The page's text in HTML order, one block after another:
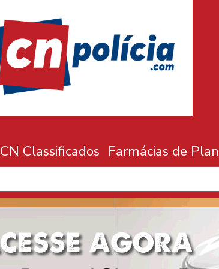
CN Classificados Farmácias de